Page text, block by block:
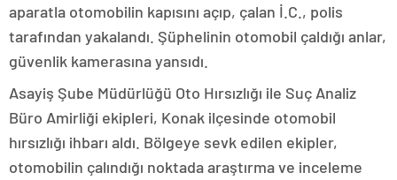
aparatla otomobilin kapısını açıp, çalan İ.C., polis
tarafından yakalandı. Şüphelinin otomobil çaldığı anlar,
güvenlik kamerasına yansıdı.
Asayiş Şube Müdürlüğü Oto Hırsızlığı ile Suç Analiz
Büro Amirliği ekipleri, Konak ilçesinde otomobil
hırsızlığı ihbarı aldı. Bölgeye sevk edilen ekipler,
otomobilin çalındığı noktada araştırma ve inceleme